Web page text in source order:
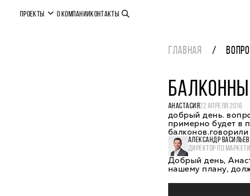
ПРОЕКТЫ О КОМПАНИИКОНТАКТЫ
ГЛАВНАЯ
АНАСТАСИЯ22 АПРЕЛЯ 2016
добрый день.
примерно будет в
АЛЕКСАНДР ВАСИЛЬЕВ
ДИРЕКТОР ПО
Добрый день,
нашему плану,